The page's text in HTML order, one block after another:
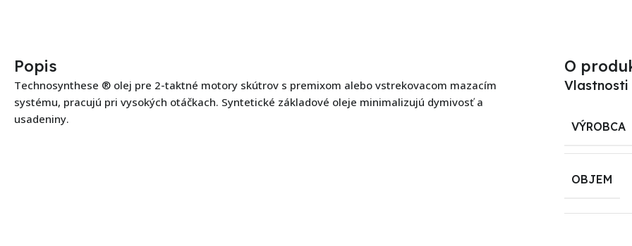
Popis
Technosynthese ® olej pre 2-taktné motory skútrov s premixom alebo vstrekovacom mazacím
systému, pracujú pri vysokých otáčkach. Syntetické základové oleje minimalizujú dymivosť a
usadeniny.
O
Vlastnosti
VÝROBCA
OBJEM